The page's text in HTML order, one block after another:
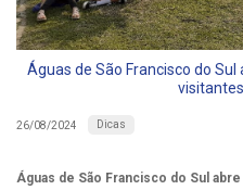
Águas de São Francisco do
26/08/2024 Dicas
Águas de São Francisco do Sul